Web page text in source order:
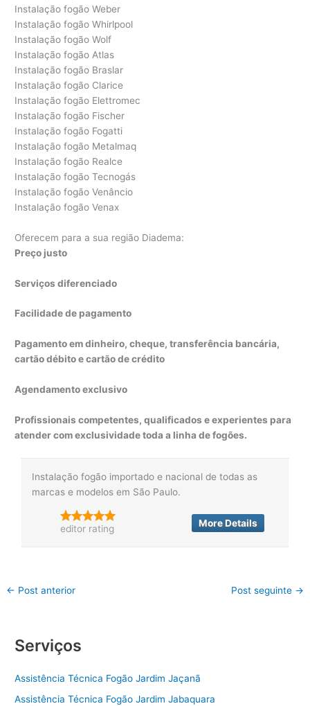
Instalação fogão Weber
Instalação fogão Whirlpool
Instalação fogão Wolf
Instalação fogão Atlas
Instalação fogão Braslar
Instalação fogão Clarice
Instalação fogão Elettromec
Instalação fogão Fischer
Instalação fogão Fogatti
Instalação fogão Metalmaq
Instalação fogão Realce
Instalação fogão Tecnogás
Instalação fogão Venâncio
Instalação fogão Venax
Oferecem para a sua região Diadema:
Preço justo
Serviços diferenciado
Facilidade de pagamento
Pagamento em dinheiro, cheque, transferência bancária,
cartão débito e cartão de crédito
Agendamento exclusivo
Profissionais competentes, qualificados e experientes para
atender com exclusividade toda a linha de fogões.
Instalação fogão importado e nacional de todas as
marcas e modelos em São Paulo.
editor rating More Details
← Post anterior Post seguinte →
Serviços
Assistência Técnica Fogão Jardim Jaçanã
Assistência Técnica Fogão Jardim Jabaquara